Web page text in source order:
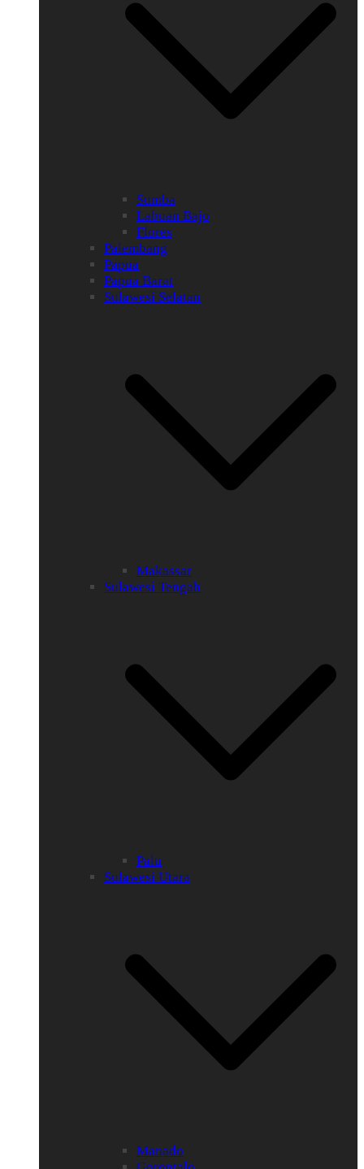
Sumba
Labuan Bajo
Flores
Palembang
Papua
Papua Barat
Sulawesi Selatan
Makassar
Sulawesi Tengah
Palu
Sulawesi Utara
Manado